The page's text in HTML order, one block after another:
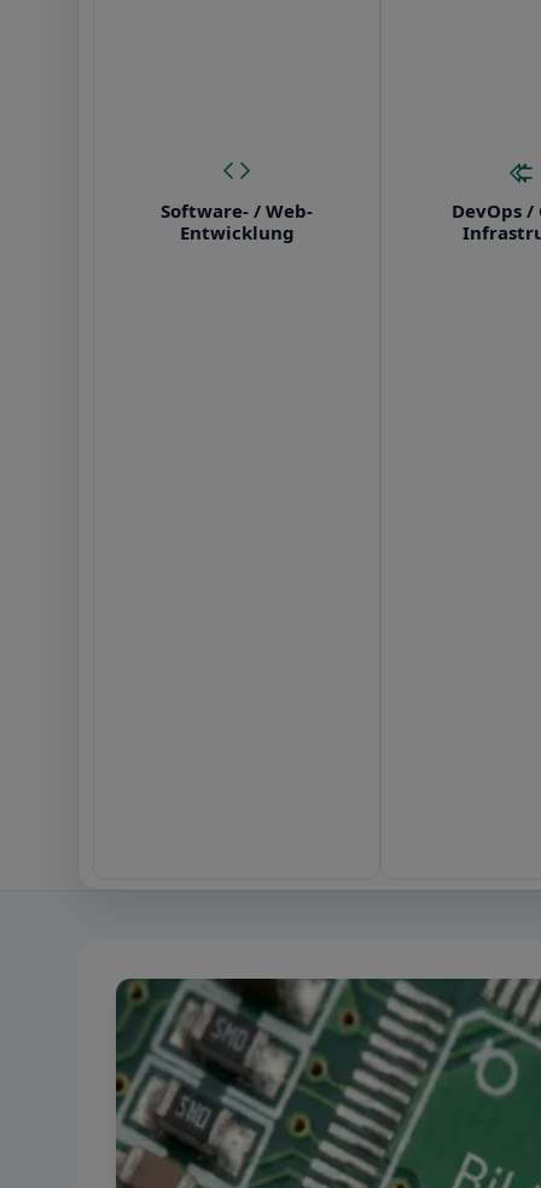
Software- / Web-
Entwicklung
DevOps /
Notwendig
Diese Cookies
und können in
Performance
Dieser Cookie
zu
zur